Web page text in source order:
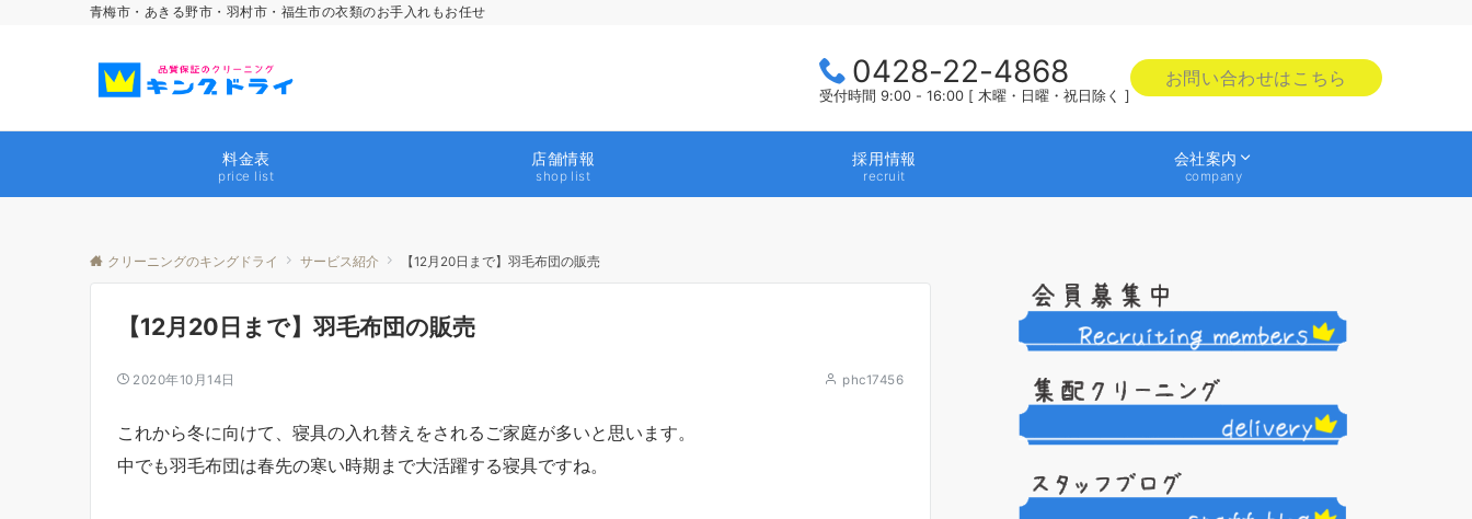
青梅市・あきる野市・羽村市・福生市の衣類のお手入れもお任せ
0428-22-4868
受付時間 9:00 - 16:00 [ 木曜・日曜・祝日除く ]
お問い合わせはこちら
料金表
price list
店舗情報
shop list
採用情報
recruit
会社案内
company
クリーニングのキングドライ サービス紹介 【12月20日まで】羽毛布団の販売
【12月20日まで】羽毛布団の販売
2020年10月14日 phc17456
これから冬に向けて、寝具の入れ替えをされるご家庭が多いと思います。
中でも羽毛布団は春先の寒い時期まで大活躍する寝具ですね。